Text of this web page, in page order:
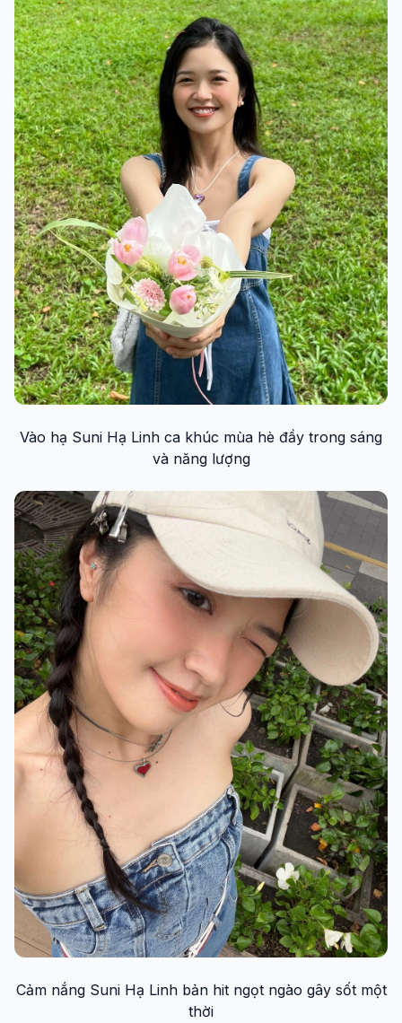
Vào hạ Suni Hạ Linh ca khúc mùa hè đầy trong sáng
và năng lượng
Cảm nắng Suni Hạ Linh bản hit ngọt ngào gây sốt một
thời